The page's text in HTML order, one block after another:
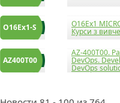
О16Ex1-S О16Ex1
Курси з
AZ400T00
AZ-400T00.
DevOps.
DevOps